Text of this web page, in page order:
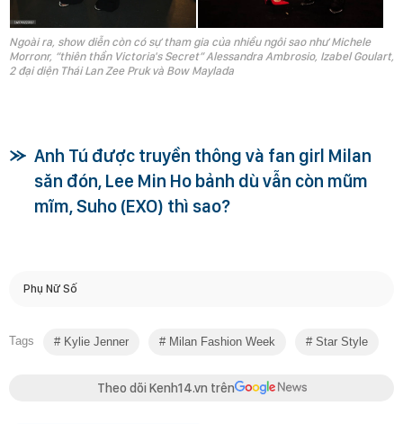
Ngoài ra, show diễn còn có sự tham gia của nhiều ngôi sao như Michele
Morronr, “thiên thần Victoria's Secret” Alessandra Ambrosio, Izabel Goulart,
2 đại diện Thái Lan Zee Pruk và Bow Maylada
Anh Tú được truyền thông và fan girl Milan
săn đón, Lee Min Ho bảnh dù vẫn còn mũm
mĩm, Suho (EXO) thì sao?
Phụ Nữ Số
Tags Kylie Jenner Milan Fashion Week Star Style
Theo dõi Kenh14.vn trên